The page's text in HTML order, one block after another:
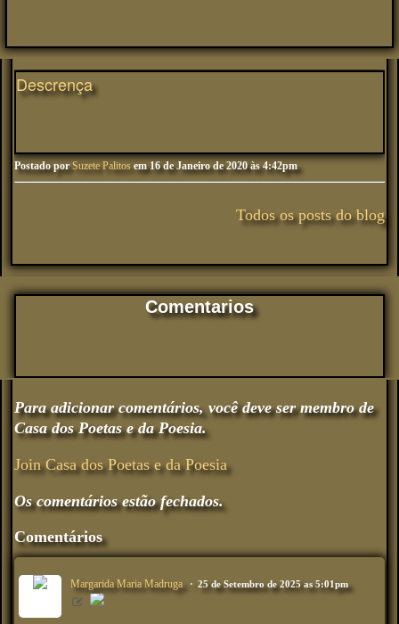
Descrença
Postado porSuzete Palitos em 16 de Janeiro de 2020 às 4:42pm
Todos os posts do blog
Comentarios
Para adicionar comentários, você deve ser membro de
Casa dos Poetas e da Poesia.
Join Casa dos Poetas e da Poesia
Os comentários estão fechados.
Comentários
Margarida Maria Madruga 25 de Setembro de 2025 as 5:01pm